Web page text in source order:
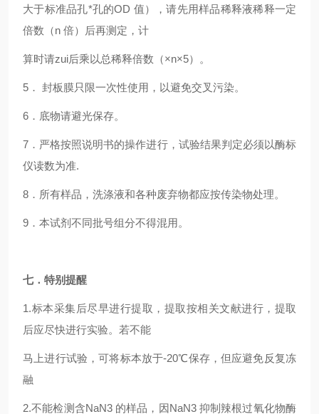
大于标准品孔*孔的OD 值），请先用样品稀释液稀释一定
倍数（n 倍）后再测定，计
算时请zui后乘以总稀释倍数（×n×5）。
5 ． 封板膜只限一次性使用，以避免交叉污染。
6 ．底物请避光保存。
7 ．严格按照说明书的操作进行，试验结果判定必须以酶标
仪读数为准.
8 ．所有样品，洗涤液和各种废弃物都应按传染物处理。
9 ．本试剂不同批号组分不得混用。
七．特别提醒
1.标本采集后尽早进行提取，提取按相关文献进行，提取
后应尽快进行实验。若不能
马上进行试验，可将标本放于-20℃保存，但应避免反复冻
融
2.不能检测含NaN3 的样品，因NaN3 抑制辣根过氧化物酶